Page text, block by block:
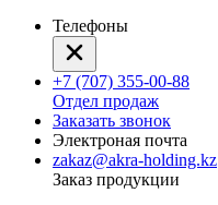
Телефоны
+7 (707) 355-00-88
Отдел продаж
Заказать звонок
Электроная почта
zakaz@akra-holding.kz
Заказ продукции